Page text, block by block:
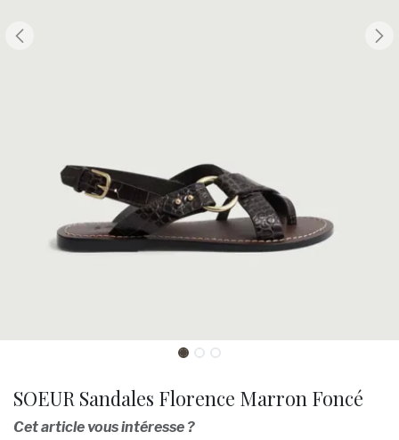
SOEUR Sandales Florence Marron Foncé
Cet article vous intéresse ?